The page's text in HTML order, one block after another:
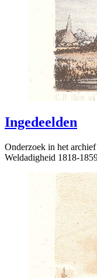
Ingedeelden
Onderzoek in het
Weldadigheid 1818-